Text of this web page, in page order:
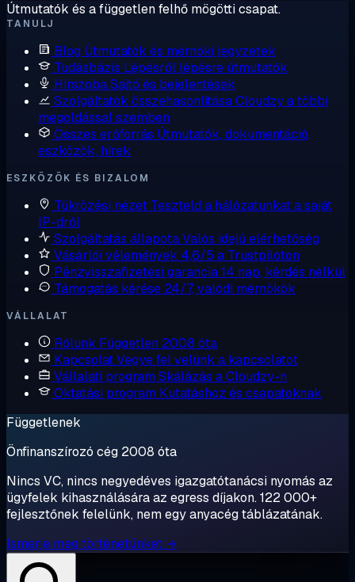
Útmutatók és a független felhő mögötti csapat.
TANULJ
Blog Útmutatók és mérnöki jegyzetek
Tudásbázis Lépésről lépésre útmutatók
HírszobaSajtó és bejelentések
Szolgáltatók összehasonlításaCloudzy a többi
megoldással szemben
Összes erőforrás Útmutatók, dokumentáció,
eszközök, hírek
ESZKÖZÖK ÉS BIZALOM
Tükrözési nézet Teszteld a hálózatunkat a saját
IP-dről
Szolgáltatás állapotaValós idejű elérhetőség
Vásárlói vélemények 4,6/5 a Trustpiloton
Pénzvisszafizetési garancia14 nap, kérdés nélkül
Támogatás kérése 24/7, valódi mérnökök
VÁLLALAT
Rólunk Független 2008 óta
KapcsolatVegye fel velünk a kapcsolatot
Vállalati program Skálázás a Cloudzy-n
Oktatási program Kutatáshoz és csapatoknak
Függetlenek
Önfinanszírozó cég 2008 óta
Nincs VC, nincs negyedéves igazgatótanácsi nyomás az
ügyfelek kihasználására az egress díjakon. 122 000+
fejlesztőnek felelünk, nem egy anyacég táblázatának.
Ismerje meg történetünket →